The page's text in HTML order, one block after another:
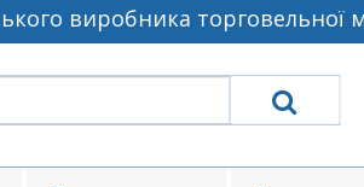
виробника торговельної